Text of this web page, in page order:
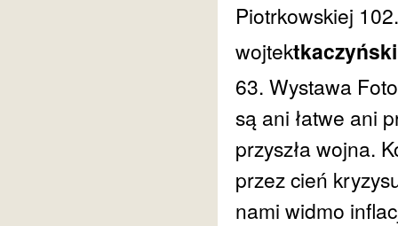
Piotrkowskiej 102.
wojtektkaczyński
63. Wystawa
są ani łatwe ani
przyszła wojna.
przez cień
nami widmo